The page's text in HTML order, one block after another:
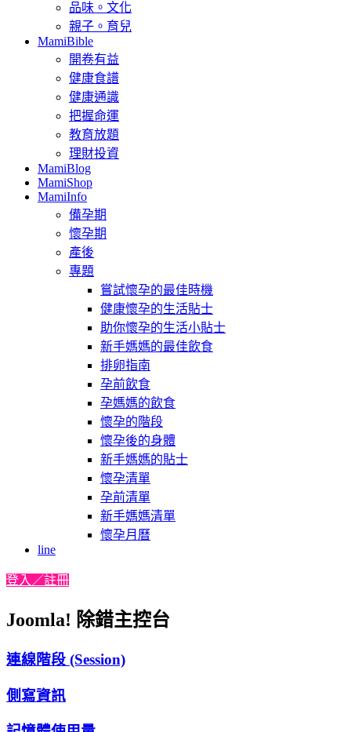
品味。文化
親子。育兒
MamiBible
開卷有益
健康食譜
健康通識
把握命運
教育放題
理財投資
MamiBlog
MamiShop
MamiInfo
備孕期
懷孕期
產後
專題
嘗試懷孕的最佳時機
健康懷孕的生活貼士
助你懷孕的生活小貼士
新手媽媽的最佳飲食
排卵指南
孕前飲食
孕媽媽的飲食
懷孕的階段
懷孕後的身體
新手媽媽的貼士
懷孕清單
孕前清單
新手媽媽清單
懷孕月曆
line
登入／註冊
Joomla! 除錯主控台
連線階段 (Session)
側寫資訊